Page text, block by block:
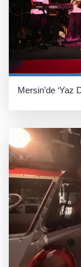
Mersin’de